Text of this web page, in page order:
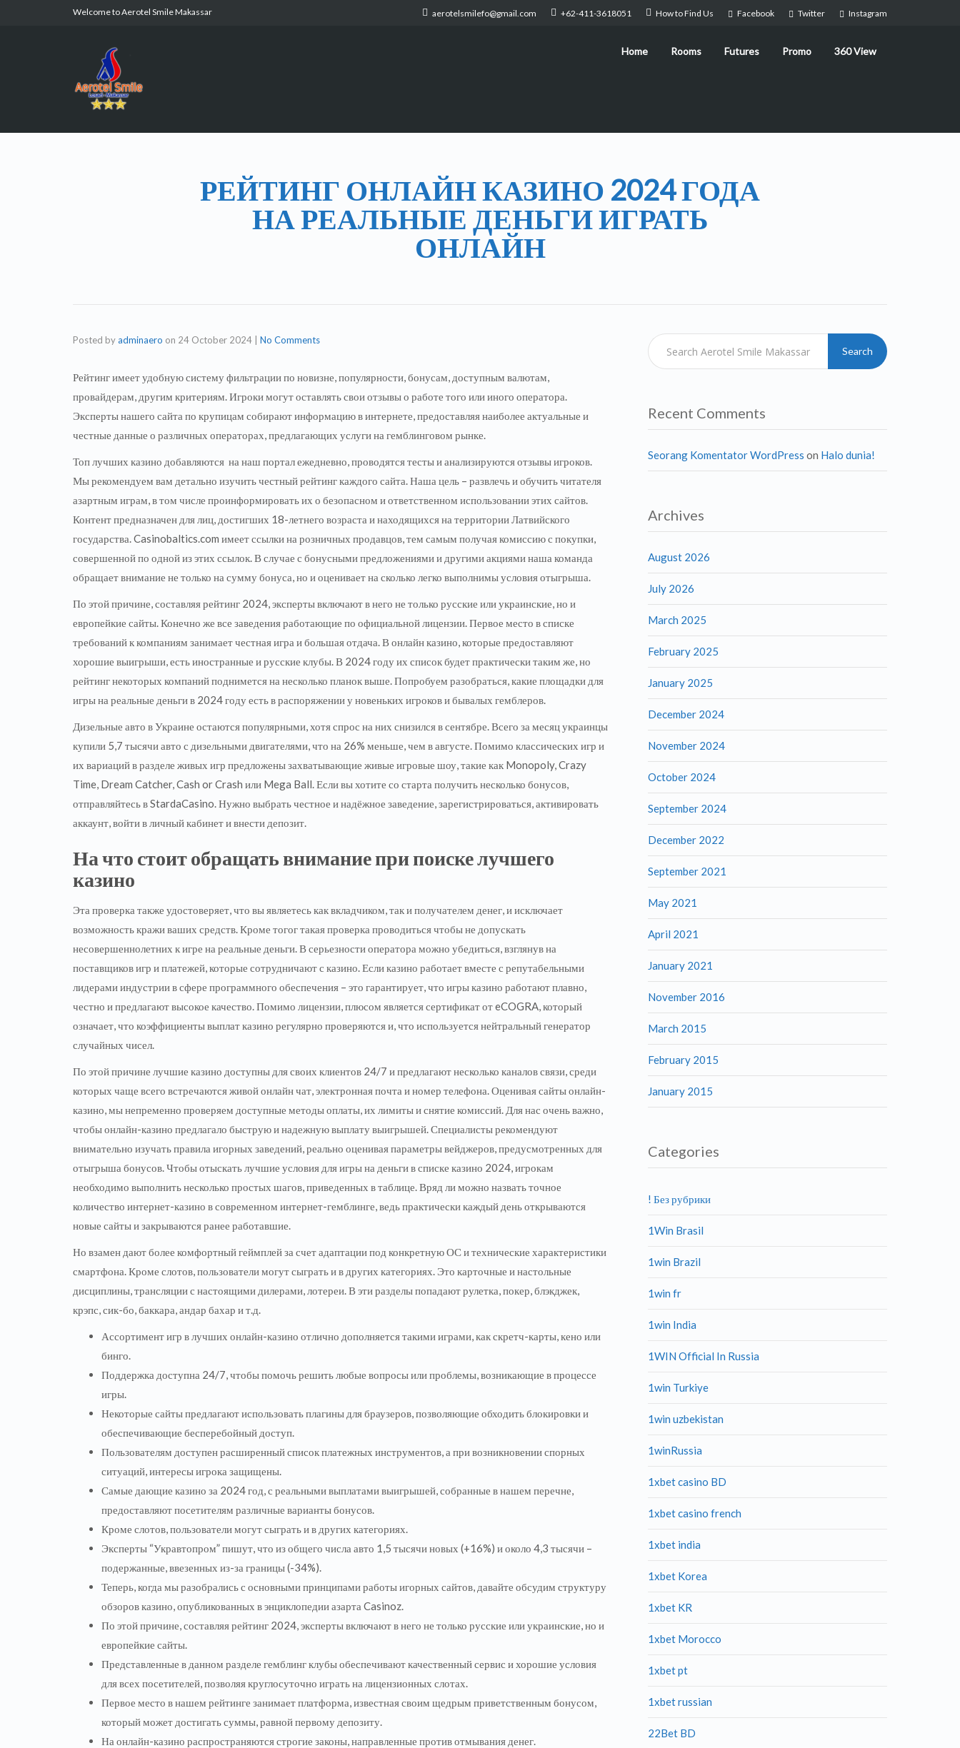
Welcome to Aerotel Smile Makassar aerotelsmilefo@gmail.com +62-411-3618051 How to Find Us Facebook Twitter Instagram
Home Rooms Futures Promo 360 View
РЕЙТИНГ ОНЛАЙН КАЗИНО 2024 ГОДА
НА РЕАЛЬНЫЕ ДЕНЬГИ ИГРАТЬ
ОНЛАЙН
Posted byadminaero on 24 October 2024 No Comments
Рейтинг имеет удобную систему фильтрации по новизне, популярности, бонусам, доступным валютам,
провайдерам, другим критериям. Игроки могут оставлять свои отзывы о работе того или иного оператора.
Эксперты нашего сайта по крупицам собирают информацию в интернете, предоставляя наиболее актуальные и
честные данные о различных операторах, предлагающих услуги на гемблинговом рынке.
Топ лучших казино добавляются на наш портал ежедневно, проводятся тесты и анализируются отзывы игроков.
Мы рекомендуем вам детально изучить честный рейтинг каждого сайта. Наша цель – развлечь и обучить читателя
азартным играм, в том числе проинформировать их о безопасном и ответственном использовании этих сайтов.
Контент предназначен для лиц, достигших 18-летнего возраста и находящихся на территории Латвийского
государства. Casinobaltics.com имеет ссылки на розничных продавцов, тем самым получая комиссию с покупки,
совершенной по одной из этих ссылок. В случае с бонусными предложениями и другими акциями наша команда
обращает внимание не только на сумму бонуса, но и оценивает на сколько легко выполнимы условия отыгрыша.
По этой причине, составляя рейтинг 2024, эксперты включают в него не только русские или украинские, но и
европейкие сайты. Конечно же все заведения работающие по официальной лицензии. Первое место в списке
требований к компаниям занимает честная игра и большая отдача. В онлайн казино, которые предоставляют
хорошие выигрыши, есть иностранные и русские клубы. В 2024 году их список будет практически таким же, но
рейтинг некоторых компаний поднимется на несколько планок выше. Попробуем разобраться, какие площадки для
игры на реальные деньги в 2024 году есть в распоряжении у новеньких игроков и бывалых гемблеров.
Дизельные авто в Украине остаются популярными, хотя спрос на них снизился в сентябре. Всего за месяц украинцы
купили 5,7 тысячи авто с дизельными двигателями, что на 26% меньше, чем в августе. Помимо классических игр и
их вариаций в разделе живых игр предложены захватывающие живые игровые шоу, такие как Monopoly, Crazy
Time, Dream Catcher, Cash or Crash или Mega Ball. Если вы хотите со старта получить несколько бонусов,
отправляйтесь в StardaCasino. Нужно выбрать честное и надёжное заведение, зарегистрироваться, активировать
аккаунт, войти в личный кабинет и внести депозит.
На что стоит обращать внимание при поиске лучшего
казино
Эта проверка также удостоверяет, что вы являетесь как вкладчиком, так и получателем денег, и исключает
возможность кражи ваших средств. Кроме тогог такая проверка проводиться чтобы не допускать
несовершеннолетних к игре на реальные деньги. В серьезности оператора можно убедиться, взглянув на
поставщиков игр и платежей, которые сотрудничают с казино. Если казино работает вместе с репутабельными
лидерами индустрии в сфере программного обеспечения – это гарантирует, что игры казино работают плавно,
честно и предлагают высокое качество. Помимо лицензии, плюсом является сертификат от eCOGRA, который
означает, что коэффициенты выплат казино регулярно проверяются и, что используется нейтральный генератор
случайных чисел.
По этой причине лучшие казино доступны для своих клиентов 24/7 и предлагают несколько каналов связи, среди
которых чаще всего встречаются живой онлайн чат, электронная почта и номер телефона. Оценивая сайты онлайн-
казино, мы непременно проверяем доступные методы оплаты, их лимиты и снятие комиссий. Для нас очень важно,
чтобы онлайн-казино предлагало быструю и надежную выплату выигрышей. Специалисты рекомендуют
внимательно изучать правила игорных заведений, реально оценивая параметры вейджеров, предусмотренных для
отыгрыша бонусов. Чтобы отыскать лучшие условия для игры на деньги в списке казино 2024, игрокам
необходимо выполнить несколько простых шагов, приведенных в таблице. Вряд ли можно назвать точное
количество интернет-казино в современном интернет-гемблинге, ведь практически каждый день открываются
новые сайты и закрываются ранее работавшие.
Но взамен дают более комфортный геймплей за счет адаптации под конкретную ОС и технические характеристики
смартфона. Кроме слотов, пользователи могут сыграть и в других категориях. Это карточные и настольные
дисциплины, трансляции с настоящими дилерами, лотереи. В эти разделы попадают рулетка, покер, блэкджек,
крэпс, сик-бо, баккара, андар бахар и т.д.
Ассортимент игр в лучших онлайн-казино отлично дополняется такими играми, как скретч-карты, кено или
бинго.
Поддержка доступна 24/7, чтобы помочь решить любые вопросы или проблемы, возникающие в процессе
игры.
Некоторые сайты предлагают использовать плагины для браузеров, позволяющие обходить блокировки и
обеспечивающие бесперебойный доступ.
Пользователям доступен расширенный список платежных инструментов, а при возникновении спорных
ситуаций, интересы игрока защищены.
Самые дающие казино за 2024 год, с реальными выплатами выигрышей, собранные в нашем перечне,
предоставляют посетителям различные варианты бонусов.
Кроме слотов, пользователи могут сыграть и в других категориях.
Эксперты “Укравтопром” пишут, что из общего числа авто 1,5 тысячи новых (+16%) и около 4,3 тысячи –
подержанные, ввезенных из-за границы (-34%).
Теперь, когда мы разобрались с основными принципами работы игорных сайтов, давайте обсудим структуру
обзоров казино, опубликованных в энциклопедии азарта Casinoz.
По этой причине, составляя рейтинг 2024, эксперты включают в него не только русские или украинские, но и
европейкие сайты.
Представленные в данном разделе гемблинг клубы обеспечивают качественный сервис и хорошие условия
для всех посетителей, позволяя круглосуточно играть на лицензионных слотах.
Первое место в нашем рейтинге занимает платформа, известная своим щедрым приветственным бонусом,
который может достигать суммы, равной первому депозиту.
На онлайн-казино распространяются строгие законы, направленные против отмывания денег.
Search
Recent Comments
Seorang Komentator WordPress on Halo dunia!
Archives
August 2026
July 2026
March 2025
February 2025
January 2025
December 2024
November 2024
October 2024
September 2024
December 2022
September 2021
May 2021
April 2021
January 2021
November 2016
March 2015
February 2015
January 2015
Categories
! Без рубрики
1Win Brasil
1win Brazil
1win fr
1win India
1WIN Official In Russia
1win Turkiye
1win uzbekistan
1winRussia
1xbet casino BD
1xbet casino french
1xbet india
1xbet Korea
1xbet KR
1xbet Morocco
1xbet pt
1xbet russian
22Bet BD